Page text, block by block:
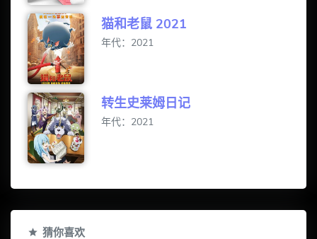
猫和老鼠 2021
年代：2021
转生史莱姆日记
年代：2021
猜你喜欢